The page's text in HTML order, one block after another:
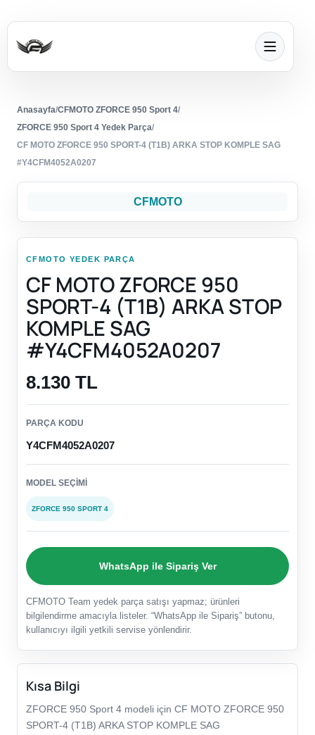
Anasayfa/CFMOTO ZFORCE 950 Sport 4/
ZFORCE 950 Sport 4 Yedek Parça/
CF MOTO ZFORCE 950 SPORT-4 (T1B) ARKA STOP KOMPLE SAG
#Y4CFM4052A0207
CFMOTO
CFMOTO YEDEK PARÇA
CF MOTO ZFORCE 950
SPORT-4 (T1B) ARKA STOP
KOMPLE SAG
#Y4CFM4052A0207
8.130 TL
PARÇA KODU
Y4CFM4052A0207
MODEL SEÇIMI
ZFORCE 950 SPORT 4
WhatsApp ile Sipariş Ver
CFMOTO Team yedek parça satışı yapmaz; ürünleri
bilgilendirme amacıyla listeler. “WhatsApp ile Sipariş” butonu,
kullanıcıyı ilgili yetkili servise yönlendirir.
Kısa Bilgi
ZFORCE 950 Sport 4 modeli için CF MOTO ZFORCE 950
SPORT-4 (T1B) ARKA STOP KOMPLE SAG